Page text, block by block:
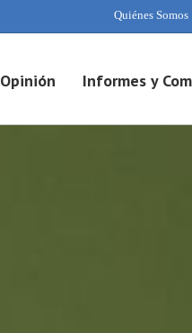
Quiénes Somos
Opinión Informes y